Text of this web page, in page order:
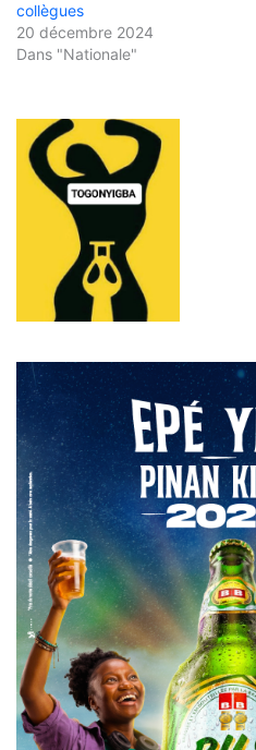
collègues
20 décembre 2024
Dans "Nationale"